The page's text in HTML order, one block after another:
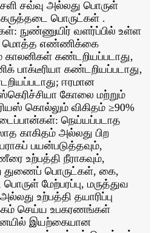
சவ்வு அல்லது பொருள்
கருத்தடை பொருட்கள் .
நுண்ணுயிர் வளர்ப்பில் உள்ள
மொத்த எண்ணிக்கை
காலனிகள் கண்டறியப்படாது,
பாக்டீரியா கண்டறியப்படாது,
ஈரமான
கோலை மற்றும்
கொல்லும் விகிதம் ≥90%
நெய்யப்படாத
காகிதம் அல்லது பிற
பயன்படுத்தவும்,
உற்பத்தி நீராகவும்,
துணைப் பொருட்கள், கை,
மேற்பரப்பு, மருத்துவ
உற்பத்தி தயாரிப்பு
செய்ய உபகரணங்கள்
இயற்கையான